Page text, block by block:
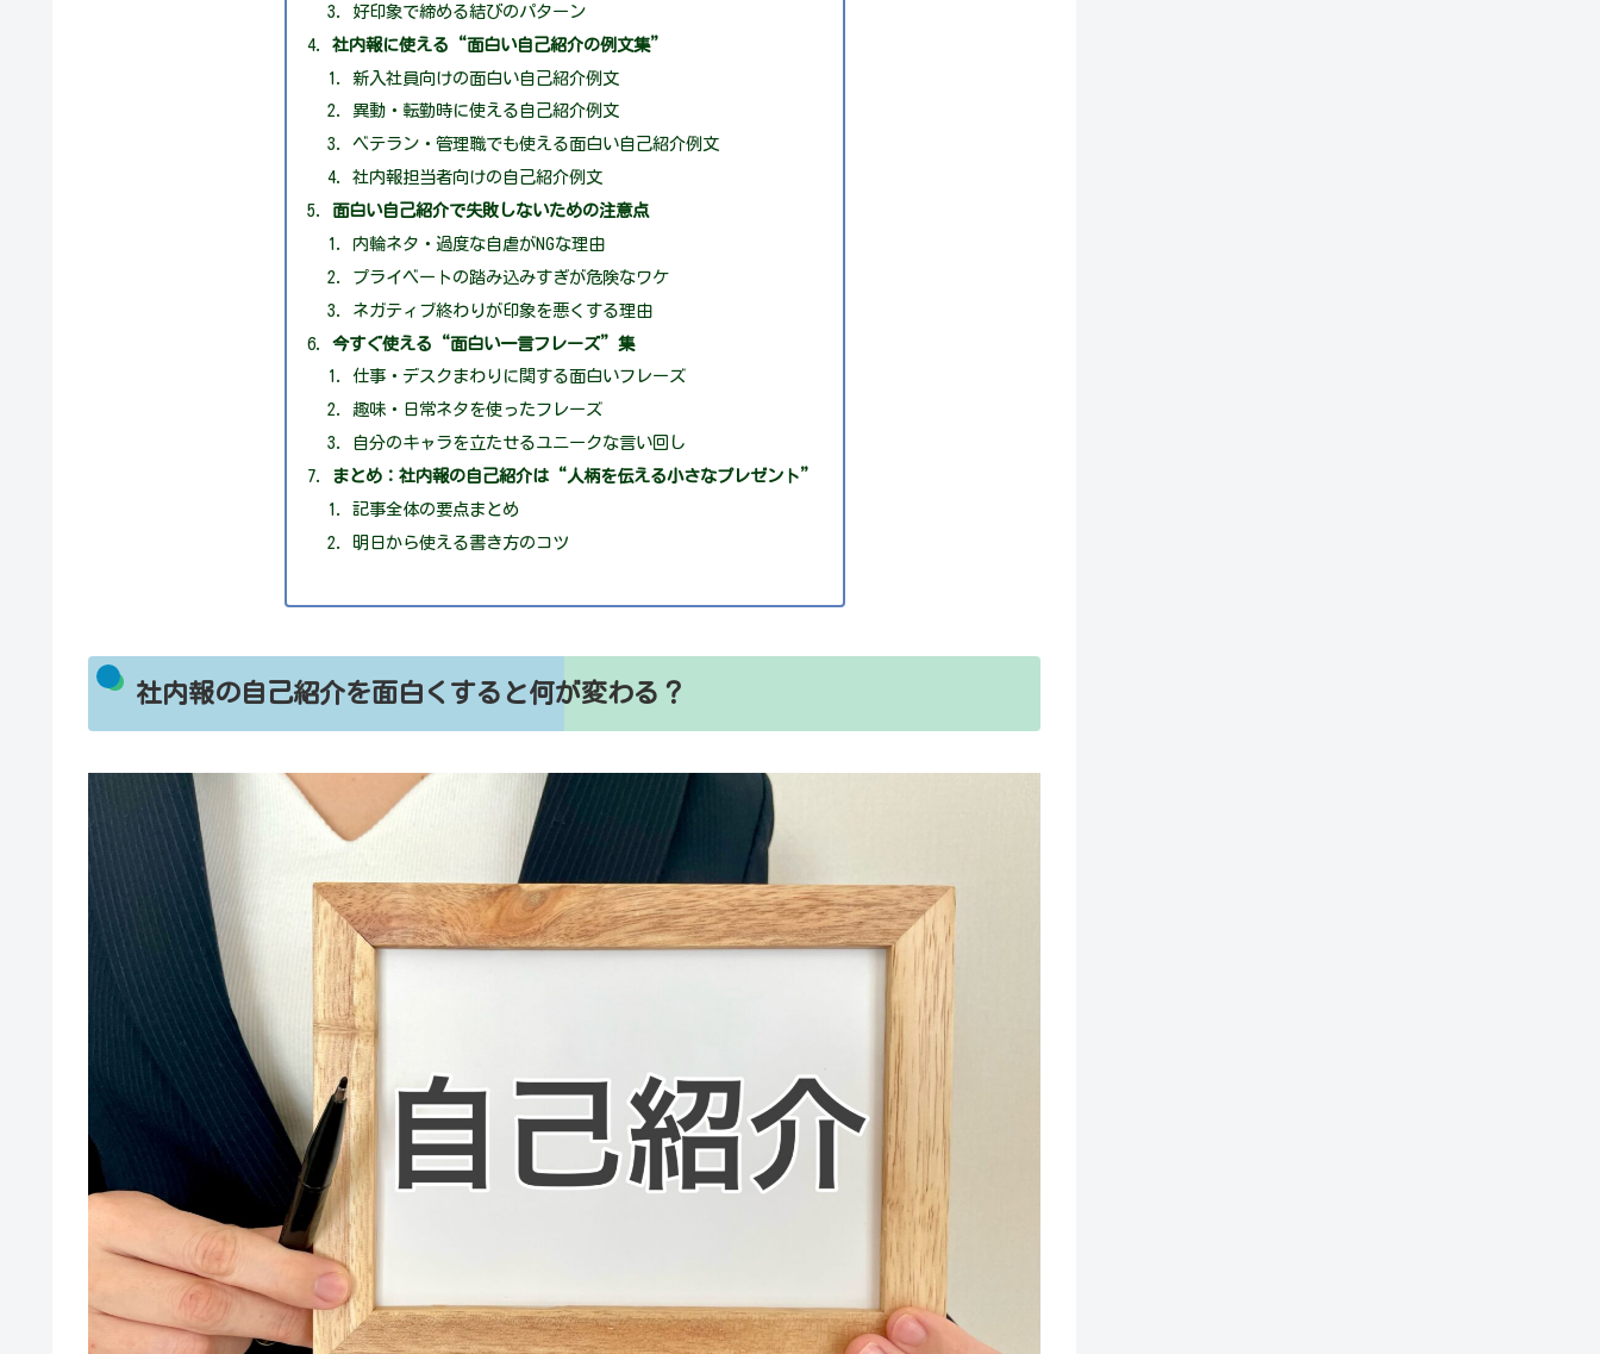
好印象で締める結びのパターン
社内報に使える“面白い自己紹介の例文集”
新入社員向けの面白い自己紹介例文
異動・転勤時に使える自己紹介例文
ベテラン・管理職でも使える面白い自己紹介例文
社内報担当者向けの自己紹介例文
面白い自己紹介で失敗しないための注意点
内輪ネタ・過度な自虐がNGな理由
プライベートの踏み込みすぎが危険なワケ
ネガティブ終わりが印象を悪くする理由
今すぐ使える“面白い一言フレーズ”集
仕事・デスクまわりに関する面白いフレーズ
趣味・日常ネタを使ったフレーズ
自分のキャラを立たせるユニークな言い回し
まとめ：社内報の自己紹介は“人柄を伝える小さなプレゼント”
記事全体の要点まとめ
明日から使える書き方のコツ
社内報の自己紹介を面白くすると何が変わる？